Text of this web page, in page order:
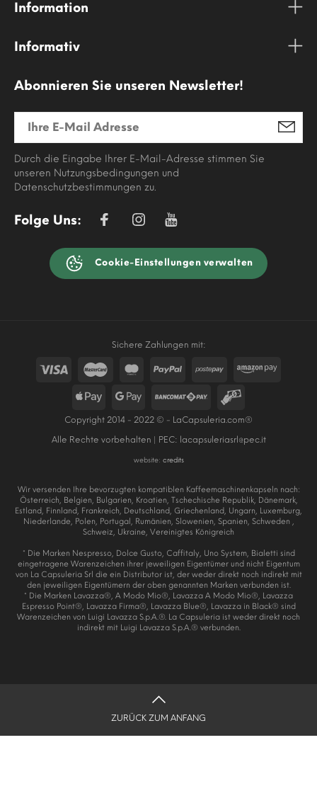
Information
Informativ
Abonnieren Sie unseren Newsletter!
Durch die Eingabe Ihrer E-Mail-Adresse stimmen Sie
unseren Nutzungsbedingungen und
Datenschutzbestimmungen zu.
Folge Uns:
Cookie-Einstellungen verwalten
Sichere Zahlungen mit:
Copyright 2014 - 2022 © - LaCapsuleria.com®
Alle Rechte vorbehalten | PEC: lacapsuleriasrl@pec.it
website: credits
Wir versenden Ihre bevorzugten kompatiblen Kaffeemaschinenkapseln nach:
Österreich, Belgien, Bulgarien, Kroatien, Tschechische Republik, Dänemark,
Estland, Finnland, Frankreich, Deutschland, Griechenland, Ungarn, Luxemburg,
Niederlande, Polen, Portugal, Rumänien, Slowenien, Spanien, Schweden ,
Schweiz, Ukraine, Vereinigtes Königreich
* Die Marken Nespresso, Dolce Gusto, Caffitaly, Uno System, Bialetti sind
eingetragene Warenzeichen ihrer jeweiligen Eigentümer und nicht Eigentum
von La Capsuleria Srl die ein Distributor ist, der weder direkt noch indirekt mit
den jeweiligen Eigentümern der oben genannten Marken verbunden ist.
* Die Marken Lavazza®, A Modo Mio®, Lavazza A Modo Mio®, Lavazza
Espresso Point®, Lavazza Firma®, Lavazza Blue®, Lavazza in Black® sind
Warenzeichen von Luigi Lavazza S.p.A.®. La Capsuleria ist weder direkt noch
indirekt mit Luigi Lavazza S.p.A.® verbunden.
ZURÜCK ZUM ANFANG